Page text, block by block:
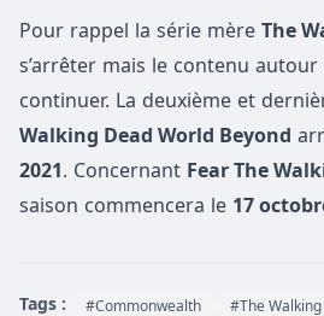
Pour rappel la série mère The
s’arrêter mais le contenu autour
continuer. La deuxième et
Walking Dead World Beyond
2021. Concernant Fear The
saison commencera le 17
Tags : #Commonwealth #The